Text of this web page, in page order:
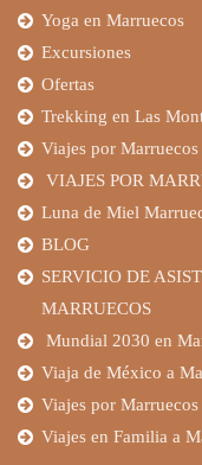
Yoga en Marruecos
Excursiones
Ofertas
Trekking en Las
Viajes por
VIAJES POR
Luna de Miel
BLOG
SERVICIO DE
MARRUECOS
Mundial 2030 en
Viaja de México a
Viajes por
Viajes en Familia a